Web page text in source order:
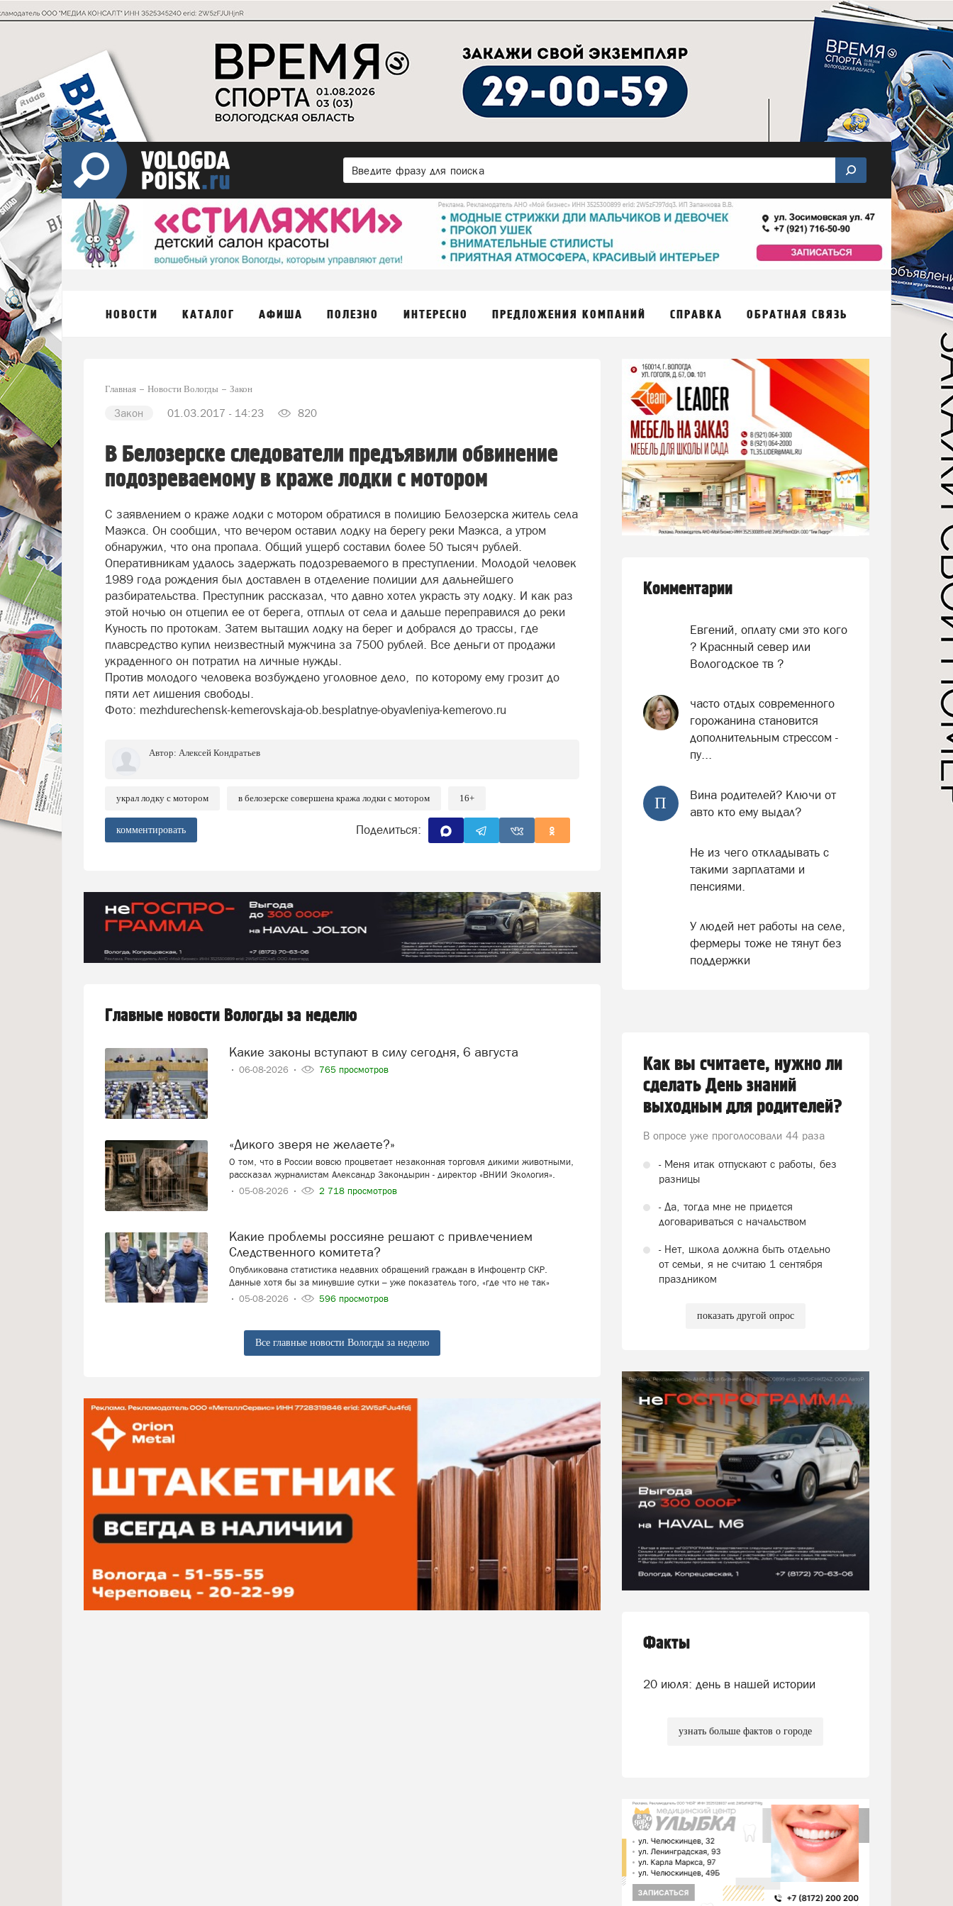
НОВОСТИ КАТАЛОГ АФИША ПОЛЕЗНО ИНТЕРЕСНО ПРЕДЛОЖЕНИЯ КОМПАНИЙ СПРАВКА ОБРАТНАЯ СВЯЗЬ
Главная Новости Вологды Закон
Закон 01.03.2017 - 14:23 820
В Белозерске следователи предъявили обвинение
подозреваемому в краже лодки с мотором
С заявлением о краже лодки с мотором обратился в полицию Белозерска житель села
Маэкса. Он сообщил, что вечером оставил лодку на берегу реки Маэкса, а утром
обнаружил, что она пропала. Общий ущерб составил более 50 тысяч рублей.
Оперативникам удалось задержать подозреваемого в преступлении. Молодой человек
1989 года рождения был доставлен в отделение полиции для дальнейшего
разбирательства. Преступник рассказал, что давно хотел украсть эту лодку. И как раз
этой ночью он отцепил ее от берега, отплыл от села и дальше переправился до реки
Куность по протокам. Затем вытащил лодку на берег и добрался до трассы, где
плавсредство купил неизвестный мужчина за 7500 рублей. Все деньги от продажи
украденного он потратил на личные нужды.
Против молодого человека возбуждено уголовное дело, по которому ему грозит до
пяти лет лишения свободы.
Фото: mezhdurechensk-kemerovskaja-ob.besplatnye-obyavleniya-kemerovo.ru
Автор: Алексей Кондратьев
украл лодку с мотором в белозерске совершена кража лодки с мотором 16+
комментировать Поделиться:
Главные новости Вологды за неделю
Какие законы вступают в силу сегодня, 6 августа
06-08-2026 765 просмотров
«Дикого зверя не желаете?»
О том, что в России вовсю процветает незаконная торговля дикими животными,
рассказал журналистам Александр Закондырин - директор «ВНИИ Экология».
05-08-2026
2 718 просмотров
Какие проблемы россияне решают с привлечением
Следственного комитета?
Опубликована статистика недавних обращений граждан в Инфоцентр СКР.
Данные хотя бы за минувшие сутки – уже показатель того, «где что не так»
05-08-2026
596 просмотров
Все главные новости Вологды за неделю
Комментарии
Евгений, оплату сми это кого
? Краснный север или
Вологодское тв ?
часто отдых современного
горожанина становится
дополнительным стрессом -
пу...
П
Вина родителей? Ключи от
авто кто ему выдал?
Не из чего откладывать с
такими зарплатами и
пенсиями.
У людей нет работы на селе,
фермеры тоже не тянут без
поддержки
Как вы считаете, нужно ли
сделать День знаний
выходным для родителей?
В опросе уже проголосовали 44 раза
- Меня итак отпускают с работы, без
разницы
- Да, тогда мне не придется
договариваться с начальством
- Нет, школа должна быть отдельно
от семьи, я не считаю 1 сентября
праздником
показать другой опрос
Факты
20 июля: день в нашей истории
узнать больше фактов о городе